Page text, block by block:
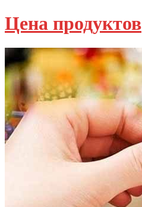
Цена продуктов